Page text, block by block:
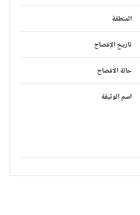
المنطقة
تاريخ الإفصاح
حالة الافصاح
اسم الوثيقة